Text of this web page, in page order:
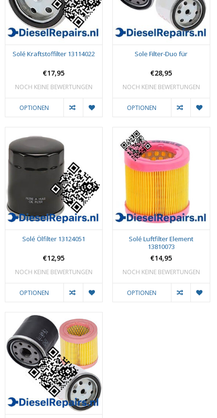
Solé Kraftstoffilter 13114022
€17,95
NOCH KEINE BEWERTUNGEN
OPTIONEN
Sole Filter-Duo für
€28,95
NOCH KEINE BEWERTUNGEN
OPTIONEN
Solé Ölfilter 13124051
€12,95
NOCH KEINE BEWERTUNGEN
OPTIONEN
Solé Luftfilter Element
13810073
€14,95
NOCH KEINE BEWERTUNGEN
OPTIONEN